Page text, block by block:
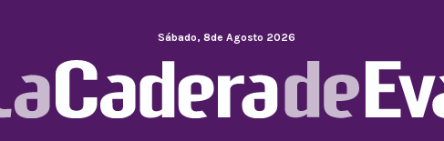
Sábado, 8de Agosto 2026